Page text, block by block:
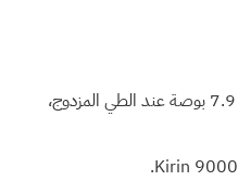
6.4 بوصة عند الطي، 7.9 بوصة عند الطي المزدوج،